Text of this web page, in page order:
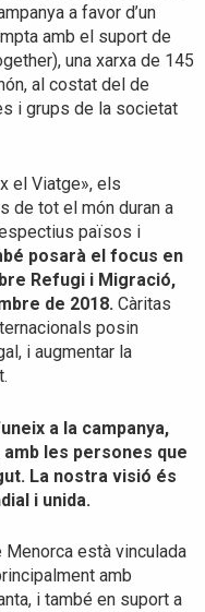
a favor d’un
amb el suport de
una xarxa de 145
al costat del de
i grups de la societat
el Viatge», els
de tot el món duran a
països i
posarà el focus en
Refugi i Migració,
de 2018. Càritas
posin
i augmentar la
a la campanya,
les persones que
La nostra visió és
i unida.
Menorca està vinculada
amb
i també en suport a